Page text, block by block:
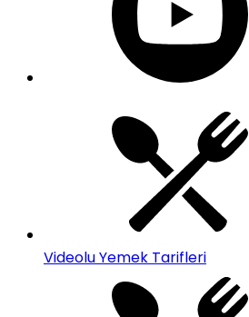
Videolu Yemek Tarifleri